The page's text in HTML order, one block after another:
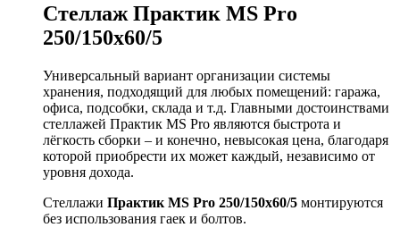
Стеллаж Практик MS Pro
250/150x60/5
Универсальный вариант организации системы
хранения, подходящий для любых помещений: гаража,
офиса, подсобки, склада и т.д. Главными достоинствами
стеллажей Практик MS Pro являются быстрота и
лёгкость сборки – и конечно, невысокая цена, благодаря
которой приобрести их может каждый, независимо от
уровня дохода.
Стеллажи Практик MS Pro 250/150x60/5 монтируются
без использования гаек и болтов.